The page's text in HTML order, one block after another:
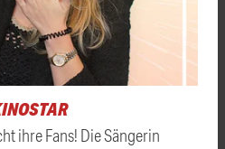
ihre Fans! Die Sängerin